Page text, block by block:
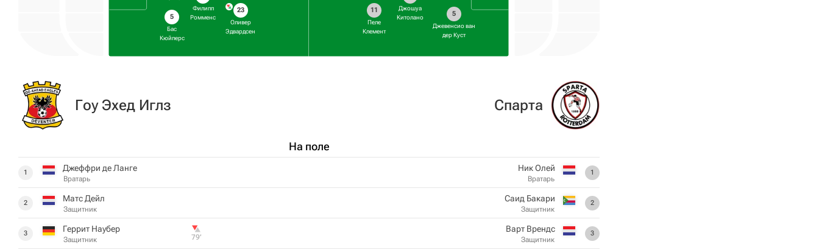
5
Бас
Кюйперс
Филипп
Ромменс
23
Оливер
Эдвардсен
5
Джевенсио ван
дер Куст
Джошуа
Китолано
11
Пеле
Клемент
Гоу Эхед Иглз
На поле
1 Джеффри де Ланге
Вратарь
2 Матс Дейл
Защитник
3 Геррит Наубер
Защитник 79‎’‎
Спарта
1
Ник Олей
Вратарь
2
Саид Бакари
Защитник
3
Варт Врендс
Защитник